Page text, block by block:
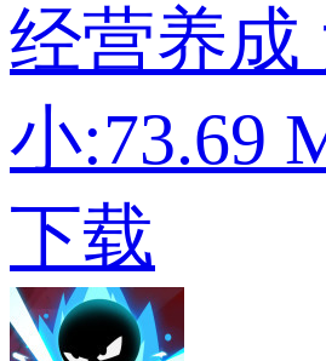
经营养成
小:73.69
下载